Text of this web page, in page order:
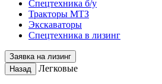
Спецтехника б/у
Тракторы МТЗ
Экскаваторы
Спецтехника в лизинг
Заявка на лизинг
Назад
Легковые